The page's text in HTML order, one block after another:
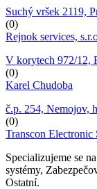
Suchý vršek 2119,
(0)
Rejnok services,
V korytech 972/12,
(0)
Karel Chudoba
č.p. 254, Nemojov,
(0)
Transcon
Specializujeme se
systémy,
Ostatní.